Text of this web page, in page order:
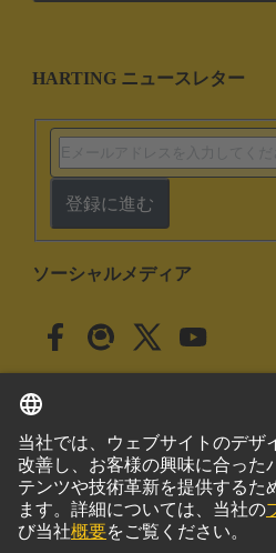
HARTING ニュースレター
登録に進む
ソーシャルメディア
日本 日本語
© ハーティング株式会社